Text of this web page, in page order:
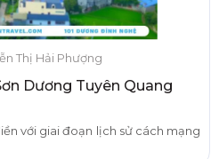
Thị Hải Phượng
Dương Tuyên Quang
với giai đoạn lịch sử cách mạng